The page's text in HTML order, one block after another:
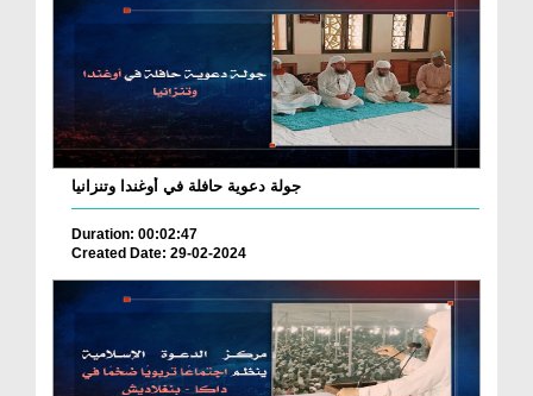
جولة دعوية حافلة في أوغندا وتنزانيا
Duration: 00:02:47
Created Date: 29-02-2024